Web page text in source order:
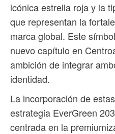
icónica estrella roja y la
que representan la
marca global. Este
nuevo capítulo en
ambición de integrar
identidad.
La incorporación de
estrategia EverGreen
centrada en la